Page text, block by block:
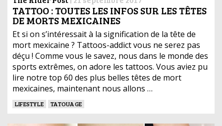
TATTOO : TOUTES LES INFOS SUR LES TÊTES
DE MORTS MEXICAINES
Et si on s’intéressait à la signification de la tête de
mort mexicaine ? Tattoos-addict vous ne serez pas
déçu ! Comme vous le savez, nous dans le monde des
sports extrêmes, on adore les tattoos. Vous aviez pu
lire notre top 60 des plus belles têtes de mort
mexicaines, maintenant nous allons …
LIFESTYLE TATOUAGE